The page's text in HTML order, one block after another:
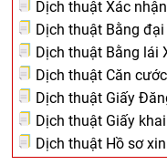
Dịch thuật Xác
Dịch thuật Bằng
Dịch thuật Bằng lái
Dịch thuật Căn
Dịch thuật Giấy
Dịch thuật Giấy
Dịch thuật Hồ sơ